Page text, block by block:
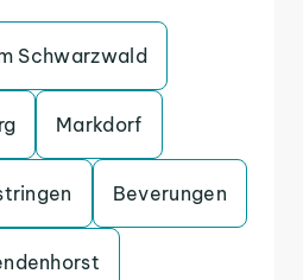
Schwarzwald
Markdorf
Beverungen